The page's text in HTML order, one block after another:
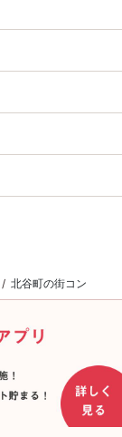
北谷町の街コン